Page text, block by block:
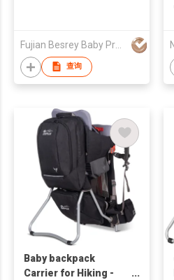
Fujian Besrey Baby Products Co., Ltd.
查询
Baby backpack
Carrier for Hiking -